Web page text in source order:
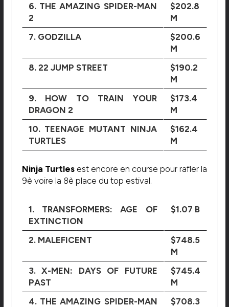
6. THE AMAZING SPIDER-MAN
2
$202.8
M
7. GODZILLA
$200.6
M
8. 22 JUMP STREET
$190.2
M
9. HOW TO TRAIN YOUR
DRAGON 2
$173.4
M
10. TEENAGE MUTANT NINJA
TURTLES
$162.4
M
Ninja Turtlesest encore en course pour rafler la
9è voire la 8è place du top estival.
1. TRANSFORMERS: AGE OF
EXTINCTION
$1.07 B
2. MALEFICENT
$748.5
M
3. X-MEN: DAYS OF FUTURE
PAST
$745.4
M
4. THE AMAZING SPIDER-MAN
$708.3